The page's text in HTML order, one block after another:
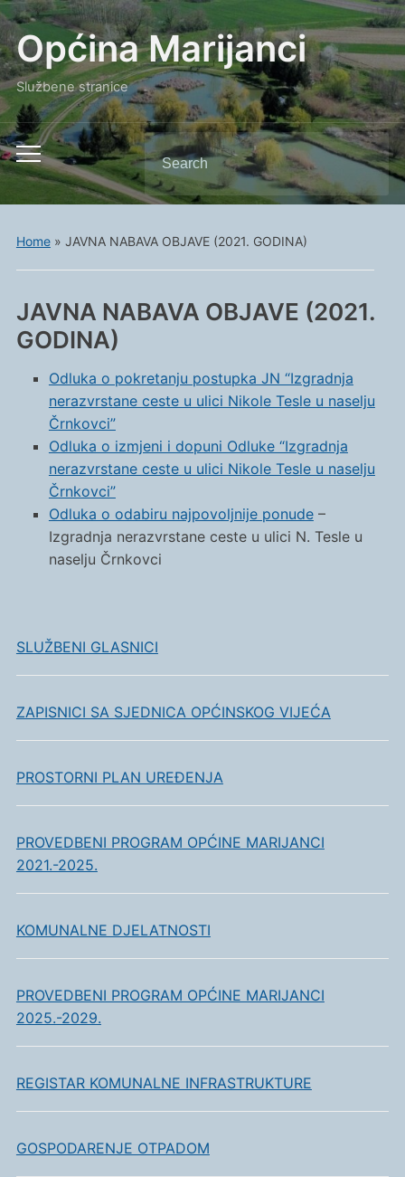
Općina Marijanci
Službene stranice
Toggle
mobile
menu
Search
for:
Home» JAVNA NABAVA OBJAVE (2021. GODINA)
SLUŽBENI GLASNICI
ZAPISNICI SA SJEDNICA OPĆINSKOG VIJEĆA
PROSTORNI PLAN UREĐENJA
PROVEDBENI PROGRAM OPĆINE MARIJANCI
2021.-2025.
KOMUNALNE DJELATNOSTI
PROVEDBENI PROGRAM OPĆINE MARIJANCI
2025.-2029.
REGISTAR KOMUNALNE INFRASTRUKTURE
GOSPODARENJE OTPADOM
JAVNA NABAVA OBJAVE (2021.
GODINA)
Odluka o pokretanju postupka JN “Izgradnja
nerazvrstane ceste u ulici Nikole Tesle u naselju
Črnkovci”
Odluka o izmjeni i dopuni Odluke “Izgradnja
nerazvrstane ceste u ulici Nikole Tesle u naselju
Črnkovci”
Odluka o odabiru najpovoljnije ponude–
Izgradnja nerazvrstane ceste u ulici N. Tesle u
naselju Črnkovci